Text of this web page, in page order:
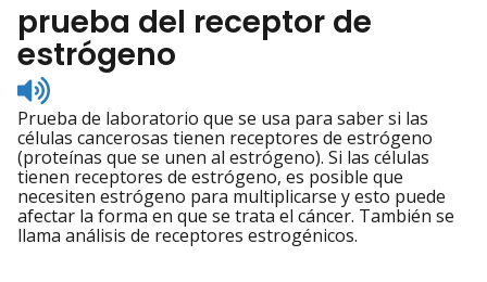
prueba del receptor de
estrógeno
Listen
to
pronunciation
Prueba de laboratorio que se usa para saber si las
células cancerosas tienen receptores de estrógeno
(proteínas que se unen al estrógeno). Si las células
tienen receptores de estrógeno, es posible que
necesiten estrógeno para multiplicarse y esto puede
afectar la forma en que se trata el cáncer. También se
llama análisis de receptores estrogénicos.